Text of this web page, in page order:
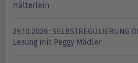
Hälterlein
29.10.2026: SELBSTREGULIERUNG
Lesung mit Peggy Mädler